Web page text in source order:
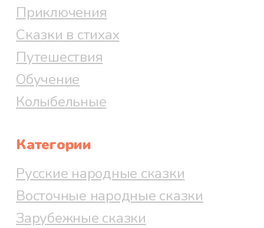
Приключения
Сказки в стихах
Путешествия
Обучение
Колыбельные
Категории
Русские народные сказки
Восточные народные сказки
Зарубежные сказки